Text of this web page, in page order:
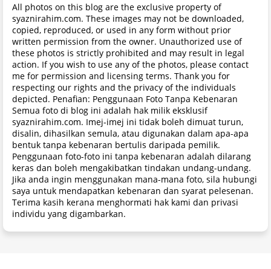
All photos on this blog are the exclusive property of
syaznirahim.com. These images may not be downloaded,
copied, reproduced, or used in any form without prior
written permission from the owner. Unauthorized use of
these photos is strictly prohibited and may result in legal
action. If you wish to use any of the photos, please contact
me for permission and licensing terms. Thank you for
respecting our rights and the privacy of the individuals
depicted. Penafian: Penggunaan Foto Tanpa Kebenaran
Semua foto di blog ini adalah hak milik eksklusif
syaznirahim.com. Imej-imej ini tidak boleh dimuat turun,
disalin, dihasilkan semula, atau digunakan dalam apa-apa
bentuk tanpa kebenaran bertulis daripada pemilik.
Penggunaan foto-foto ini tanpa kebenaran adalah dilarang
keras dan boleh mengakibatkan tindakan undang-undang.
Jika anda ingin menggunakan mana-mana foto, sila hubungi
saya untuk mendapatkan kebenaran dan syarat pelesenan.
Terima kasih kerana menghormati hak kami dan privasi
individu yang digambarkan.